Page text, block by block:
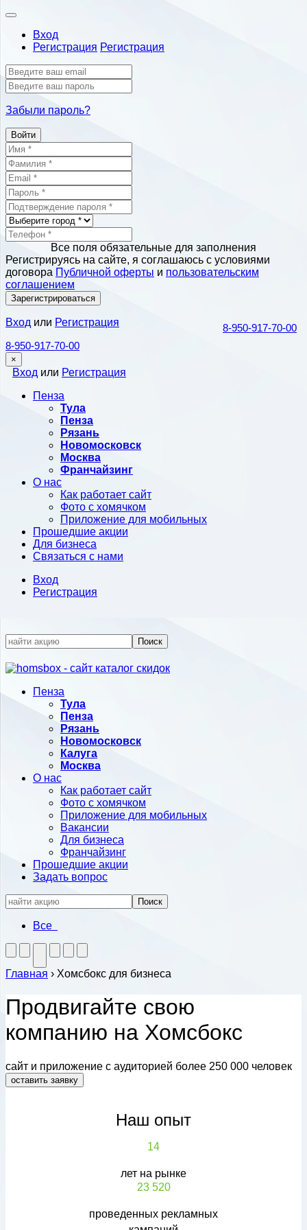
Вход
Регистрация Регистрация
Забыли пароль?
Войти
Все поля обязательные для заполнения
Регистрируясь на сайте, я соглашаюсь с условиями
договора Публичной оферты и пользовательским
соглашением
Зарегистрироваться
8-950-917-70-00
Вход или Регистрация
8-950-917-70-00
×
Вход или Регистрация
Пенза
Тула
Пенза
Рязань
Новомосковск
Москва
Франчайзинг
О нас
Как работает сайт
Фото с хомячком
Приложение для мобильных
Прошедшие акции
Для бизнеса
Связаться с нами
Вход
Регистрация
Поиск
Пенза
Тула
Пенза
Рязань
Новомосковск
Калуга
Москва
О нас
Как работает сайт
Фото с хомячком
Приложение для мобильных
Вакансии
Для бизнеса
Франчайзинг
Прошедшие акции
Задать вопрос
Поиск
Все
Главная › Хомсбокс для бизнеса
Продвигайте свою
компанию на Хомсбокс
сайт и приложение с аудиторией более 250 000 человек
оставить заявку
Наш опыт
14
лет на рынке
23 520
проведенных рекламных